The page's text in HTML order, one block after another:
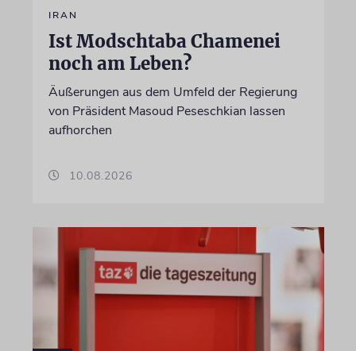
IRAN
Ist Modschtaba Chamenei
noch am Leben?
Äußerungen aus dem Umfeld der Regierung
von Präsident Masoud Peseschkian lassen
aufhorchen
10.08.2026